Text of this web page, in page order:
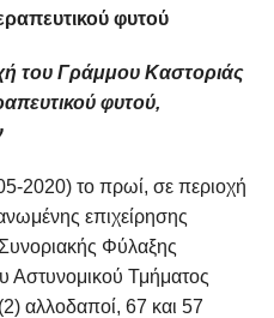
φυτού
του Γράμμου Καστοριάς
φυτού,
2020) το πρωί, σε περιοχή
επιχείρησης
Φύλαξης
Αστυνομικού Τμήματος
αλλοδαποί, 67 και 57